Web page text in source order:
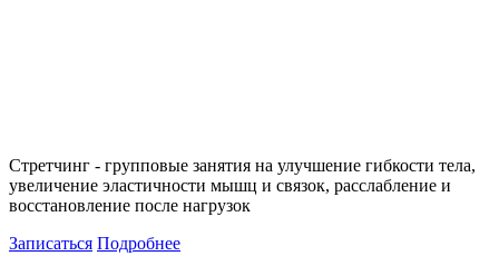
Стретчинг - групповые занятия на улучшение гибкости тела,
увеличение эластичности мышц и связок, расслабление и
восстановление после нагрузок
Записаться Подробнее